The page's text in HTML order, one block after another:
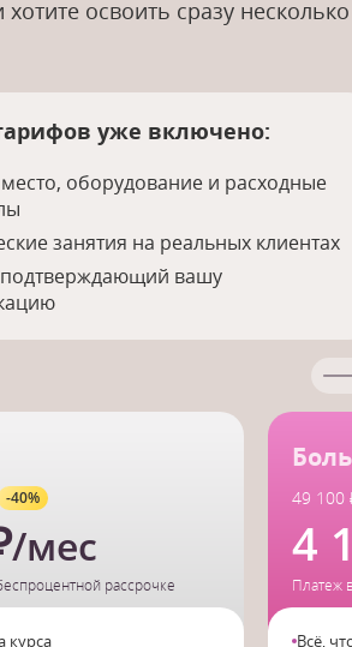
освоить сразу несколько
уже включено:
оборудование и расходные
занятия на реальных клиентах
вашу
-40%
/мес
рассрочке
курса
49 100
4
Платеж
Всё,